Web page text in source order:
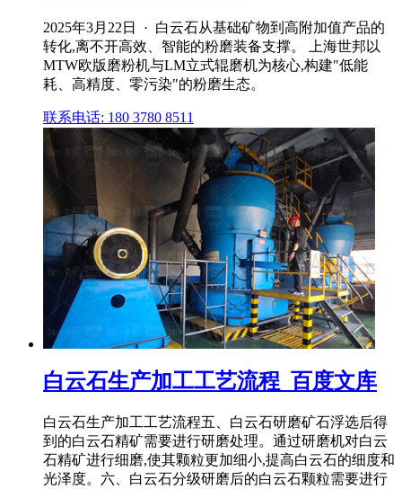
2025年3月22日 · 白云石从基础矿物到高附加值产品的
转化,离不开高效、智能的粉磨装备支撑。 上海世邦以
MTW欧版磨粉机与LM立式辊磨机为核心,构建"低能
耗、高精度、零污染"的粉磨生态。
联系电话: 180 3780 8511
白云石生产加工工艺流程_百度文库
白云石生产加工工艺流程五、白云石研磨矿石浮选后得
到的白云石精矿需要进行研磨处理。通过研磨机对白云
石精矿进行细磨,使其颗粒更加细小,提高白云石的细度和
光泽度。六、白云石分级研磨后的白云石颗粒需要进行